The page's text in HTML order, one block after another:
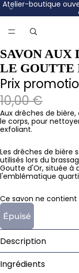
Atelier-boutique
SAVON AUX
LE GOUTTE
Prix
10,00 €
Aux drêches de
le corps, pour
exfoliant.
Les drêches de bière
utilisés lors du
Goutte d'Or, située à
l'emblématique
Ce savon ne contient
Épuisé
Description
Ingrédients